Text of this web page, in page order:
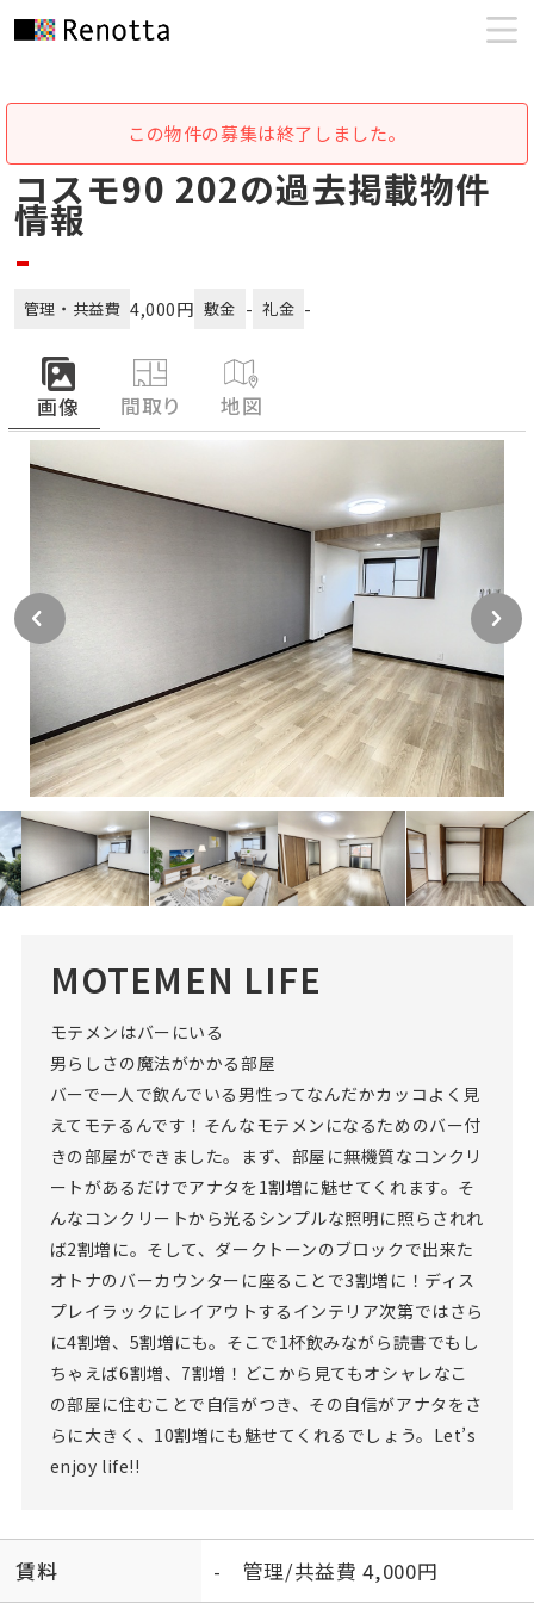
この物件の募集は終了しました。
コスモ90 202の過去掲載物件
情報
-
管理・共益費 4,000円 敷金 - 礼金 -
画像 間取り 地図
MOTEMEN LIFE
モテメンはバーにいる
男らしさの魔法がかかる部屋
バーで一人で飲んでいる男性ってなんだかカッコよく見
えてモテるんです！そんなモテメンになるためのバー付
きの部屋ができました。まず、部屋に無機質なコンクリ
ートがあるだけでアナタを1割増に魅せてくれます。そ
んなコンクリートから光るシンプルな照明に照らされれ
ば2割増に。そして、ダークトーンのブロックで出来た
オトナのバーカウンターに座ることで3割増に！ディス
プレイラックにレイアウトするインテリア次第ではさら
に4割増、5割増にも。そこで1杯飲みながら読書でもし
ちゃえば6割増、7割増！どこから見てもオシャレなこ
の部屋に住むことで自信がつき、その自信がアナタをさ
らに大きく、10割増にも魅せてくれるでしょう。Let’s
enjoy life!!
賃料 - 管理/共益費 4,000円